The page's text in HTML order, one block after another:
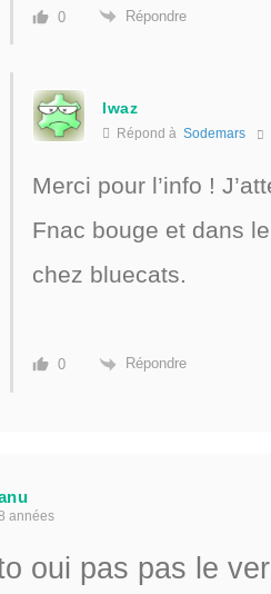
0 Répondre
lwaz
Répond à Sodemars
Merci pour l’info !
Fnac bouge et dans
chez bluecats.
0 Répondre
années
oui pas pas le